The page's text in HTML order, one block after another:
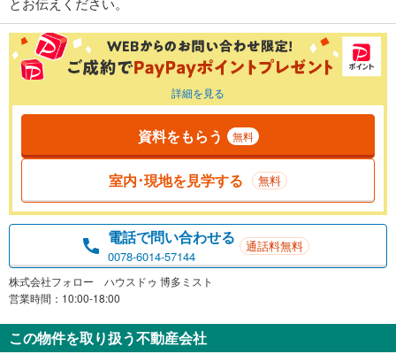
詳細を見る
資料をもらう 無料
室内･現地を見学する 無料
電話で問い合わせる
0078-6014-57144
通話料無料
株式会社フォロー ハウスドゥ 博多ミスト
営業時間：10:00-18:00
この物件を取り扱う不動産会社